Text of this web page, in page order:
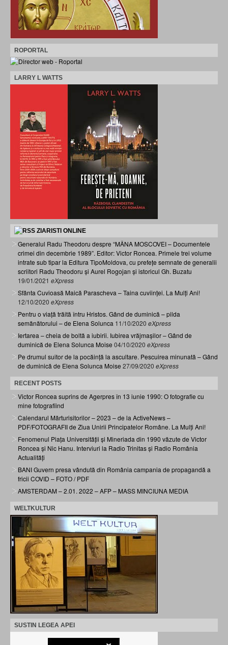
ROPORTAL
LARRY L WATTS
ZIARISTI ONLINE
Generalul Radu Theodoru despre “MÂNA MOSCOVEI – Documentele
crimei din decembrie 1989”. Editor: Victor Roncea. Primele trei volume
intrate sub tipar la Editura TipoMoldova, cu prefețe semnate de generalii
scriitori Radu Theodoru și Aurel Rogojan și istoricul Gh. Buzatu
19/01/2021 eXpress
Sfânta Cuvioasă Maică Parascheva – Taina cuviinței. La Mulți Ani!
12/10/2020 eXpress
Pentru o viață trăită întru Hristos. Gând de duminică – pilda
semănătorului – de Elena Solunca 11/10/2020 eXpress
Iertarea – cheia de boltă a iubirii. Iubirea vrăjmașilor – Gând de
duminică de Elena Solunca Moise 04/10/2020 eXpress
Pe drumul suitor de la pocăință la ascultare. Pescuirea minunată – Gând
de duminică de Elena Solunca Moise 27/09/2020 eXpress
RECENT POSTS
Victor Roncea suprins de Agerpres în 13 iunie 1990: O fotografie cu
mine fotografiind
Calendarul Mărturisitorilor – 2023 – de la ActiveNews –
PDF/FOTOGRAFII de Ziua Unirii Principatelor Române. La Mulți Ani!
Fenomenul Piața Universității și Mineriada din 1990 văzute de Victor
Roncea și Nic Hanu. Interviuri la Radio Trinitas și Radio România
Actualități
BANI Guvern presa vândută din România campania de propagandă a
fricii COVID – FOTO / PDF
AMSTERDAM – 2.01. 2022 – AFP – MASS MINCIUNA MEDIA
WELTKULTUR
SUSTIN LEGEA APEI